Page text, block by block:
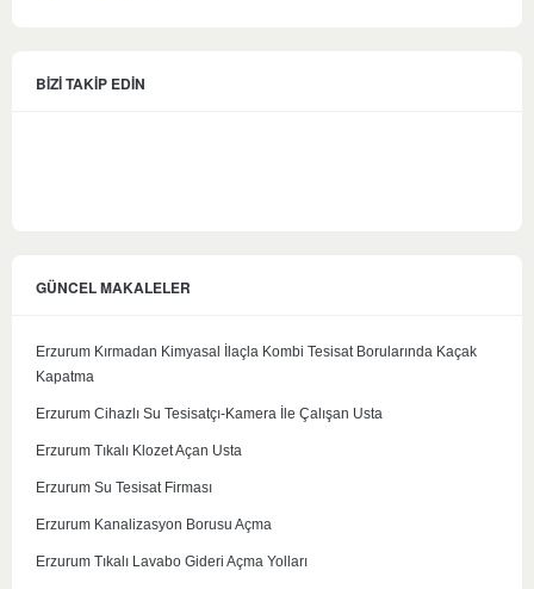
BİZİ TAKİP EDİN
GÜNCEL MAKALELER
Erzurum Kırmadan Kimyasal İlaçla Kombi Tesisat Borularında Kaçak
Kapatma
Erzurum Cihazlı Su Tesisatçı-Kamera İle Çalışan Usta
Erzurum Tıkalı Klozet Açan Usta
Erzurum Su Tesisat Firması
Erzurum Kanalizasyon Borusu Açma
Erzurum Tıkalı Lavabo Gideri Açma Yolları